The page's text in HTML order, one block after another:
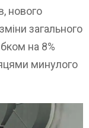
нового
загального
на 8%
минулого